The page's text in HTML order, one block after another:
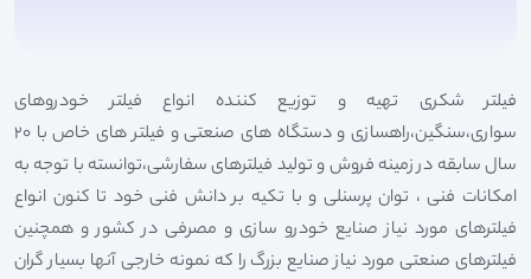
فیلتر شکری تهیه و توزیع کننده انواع فیلتر خودروهای
سواری،سنگین،راهسازی و دستگاه های صنعتی و فیلتر های خاص با 20
سال سابقه در زمینه فروش و تولید فیلترهای سفارشی،توانسته با توجه به
امکانات فنی ، توان پرسنلی و با تکیه بر دانش فنی خود تا کنون انواع
فیلترهای مورد نیاز صنایع خودرو سازی و مصرفی در کشور و همچنین
فیلترهای صنعتی مورد نیاز صنایع بزرگ را که نمونه خارجی آنها بسیار گران